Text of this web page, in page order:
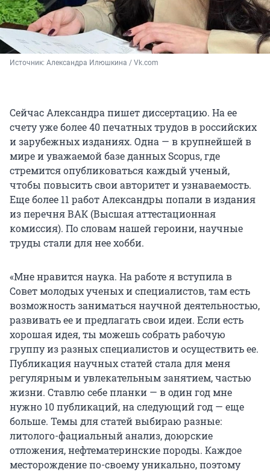
Источник: Александра Илюшкина / Vk.com
Сейчас Александра пишет диссертацию. На ее
счету уже более 40 печатных трудов в российских
и зарубежных изданиях. Одна — в крупнейшей в
мире и уважаемой базе данных Scopus, где
стремится опубликоваться каждый ученый,
чтобы повысить свои авторитет и узнаваемость.
Еще более 11 работ Александры попали в издания
из перечня ВАК (Высшая аттестационная
комиссия). По словам нашей героини, научные
труды стали для нее хобби.
«Мне нравится наука. На работе я вступила в
Совет молодых ученых и специалистов, там есть
возможность заниматься научной деятельностью,
развивать ее и предлагать свои идеи. Если есть
хорошая идея, ты можешь собрать рабочую
группу из разных специалистов и осуществить ее.
Публикация научных статей стала для меня
регулярным и увлекательным занятием, частью
жизни. Ставлю себе планки — в один год мне
нужно 10 публикаций, на следующий год — еще
больше. Темы для статей выбираю разные:
литолого-фациальный анализ, доюрские
отложения, нефтематеринские породы. Каждое
месторождение по-своему уникально, поэтому